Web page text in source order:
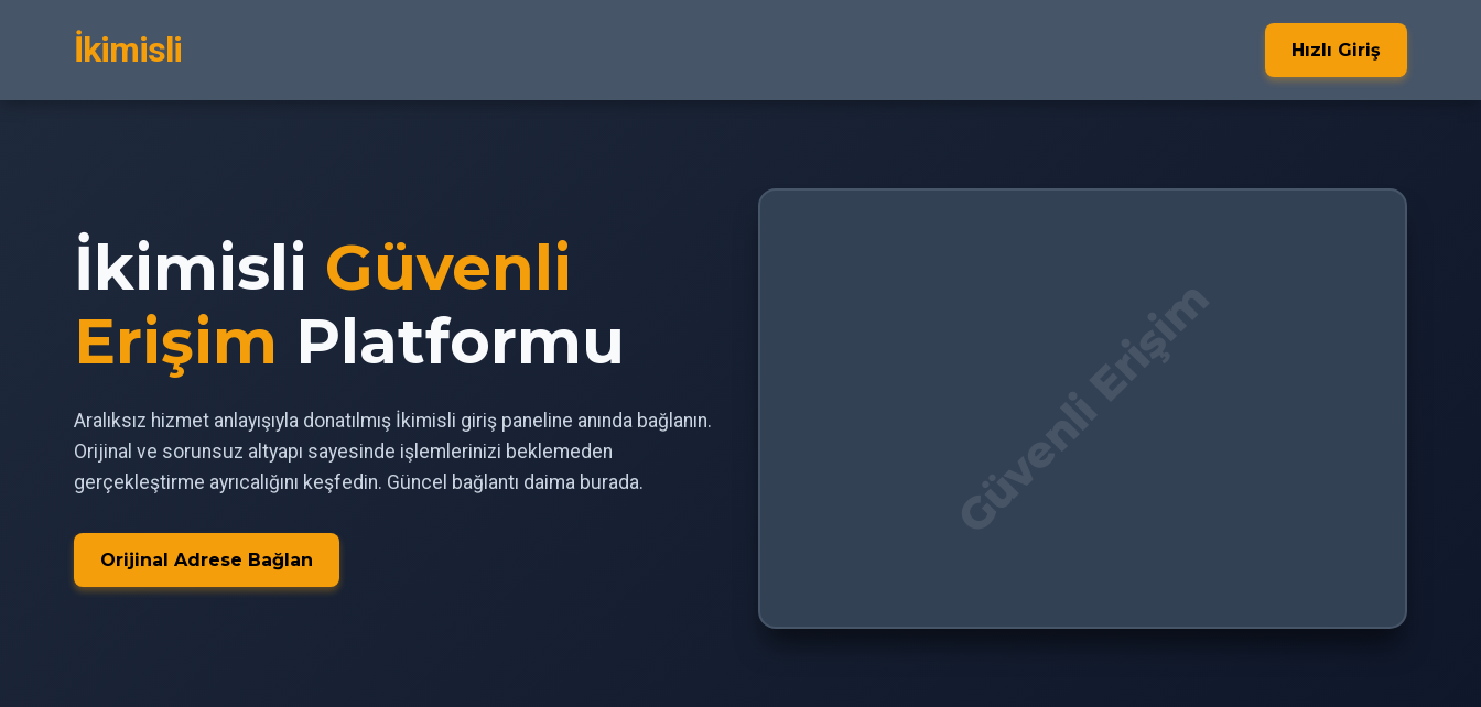
İkimisli Hızlı Giriş
İkimisli Güvenli
Erişim Platformu
Aralıksız hizmet anlayışıyla donatılmış İkimisli giriş paneline anında bağlanın.
Orijinal ve sorunsuz altyapı sayesinde işlemlerinizi beklemeden
gerçekleştirme ayrıcalığını keşfedin. Güncel bağlantı daima burada.
Orijinal Adrese Bağlan